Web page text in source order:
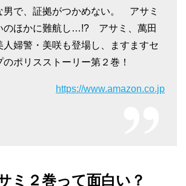
男で、証拠がつかめない。 アサミ
のほかに難航し…!? アサミ、萬田
人婦警・美咲も登場し、ますますセ
ポリスストーリー第２巻！
https://www.amazon.co.jp
ミ２巻って面白い？